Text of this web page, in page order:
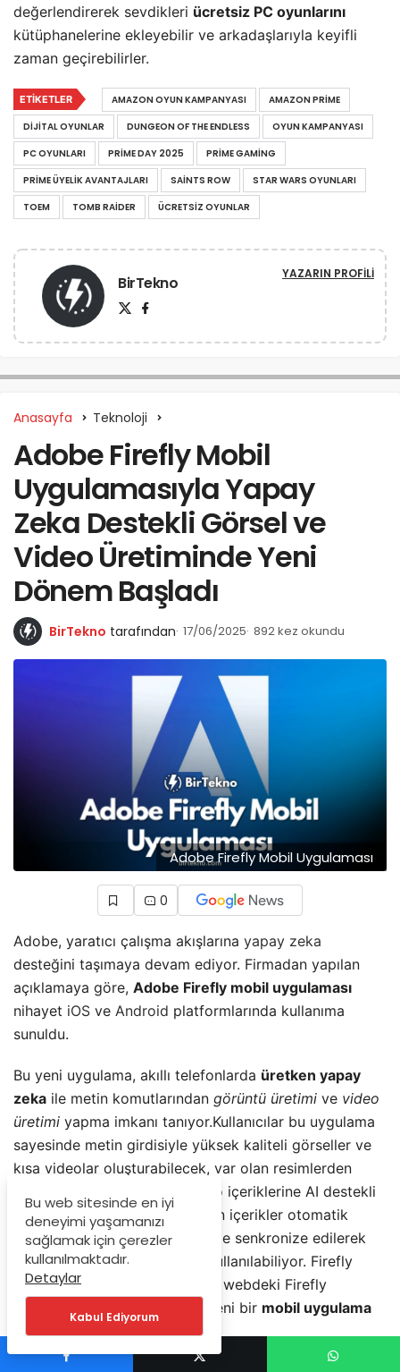
değerlendirerek sevdikleri ücretsiz PC oyunlarını
kütüphanelerine ekleyebilir ve arkadaşlarıyla keyifli
zaman geçirebilirler.
ETIKETLER AMAZON OYUN KAMPANYASI
AMAZON PRIME
DIJITAL OYUNLAR
DUNGEON OF THE ENDLESS
OYUN KAMPANYASI
PC OYUNLARI
PRIME DAY 2025
PRIME GAMING
PRIME ÜYELIK AVANTAJLARI
SAINTS ROW
STAR WARS OYUNLARI
TOEM
TOMB RAIDER ÜCRETSIZ OYUNLAR
BirTekno YAZARIN PROFILI
Anasayfa Teknoloji
Adobe Firefly Mobil
Uygulamasıyla Yapay
Zeka Destekli Görsel ve
Video Üretiminde Yeni
Dönem Başladı
BirTekno tarafından 17/06/2025 892 kez okundu
Adobe Firefly Mobil Uygulaması
0
Adobe, yaratıcı çalışma akışlarına yapay zeka
desteğini taşımaya devam ediyor. Firmadan yapılan
açıklamaya göre, Adobe Firefly mobil uygulaması
nihayet iOS ve Android platformlarında kullanıma
sunuldu.
Bu yeni uygulama, akıllı telefonlarda üretken yapay
zeka ile metin komutlarından görüntü üretimi ve video
üretimi yapma imkanı tanıyor.Kullanıcılar bu uygulama
sayesinde metin girdisiyle yüksek kaliteli görseller ve
kısa videolar oluşturabilecek, var olan resimlerden
video çıkarabilecek veya video içeriklerine AI destekli
eklemeler yapabilecek. Üretilen içerikler otomatik
olarak Adobe Creative Cloud ile senkronize edilerek
masaüstü uygulamalarda da kullanılabiliyor. Firefly
mobil uygulaması, bir anlamda webdeki Firefly
deneyimini cebimize getiren yeni bir mobil uygulama
olarak öne çıkıyor.
Bu web sitesinde en iyi
deneyimi yaşamanızı
sağlamak için çerezler
kullanılmaktadır.
Detaylar
Kabul Ediyorum